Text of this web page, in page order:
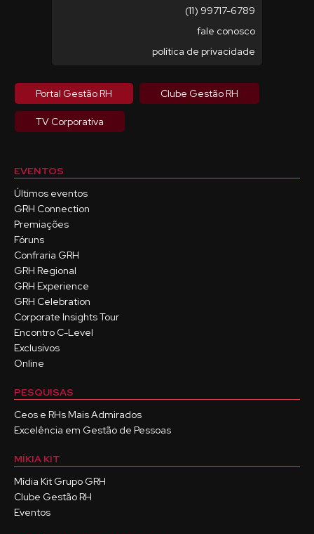
(11) 99717-6789
fale conosco
política de privacidade
Portal Gestão RH Clube Gestão RH
TV Corporativa
EVENTOS
Últimos eventos
GRH Connection
Premiações
Fóruns
Confraria GRH
GRH Regional
GRH Experience
GRH Celebration
Corporate Insights Tour
Encontro C-Level
Exclusivos
Online
PESQUISAS
Ceos e RHs Mais Admirados
Excelência em Gestão de Pessoas
MÍKIA KIT
Mídia Kit Grupo GRH
Clube Gestão RH
Eventos